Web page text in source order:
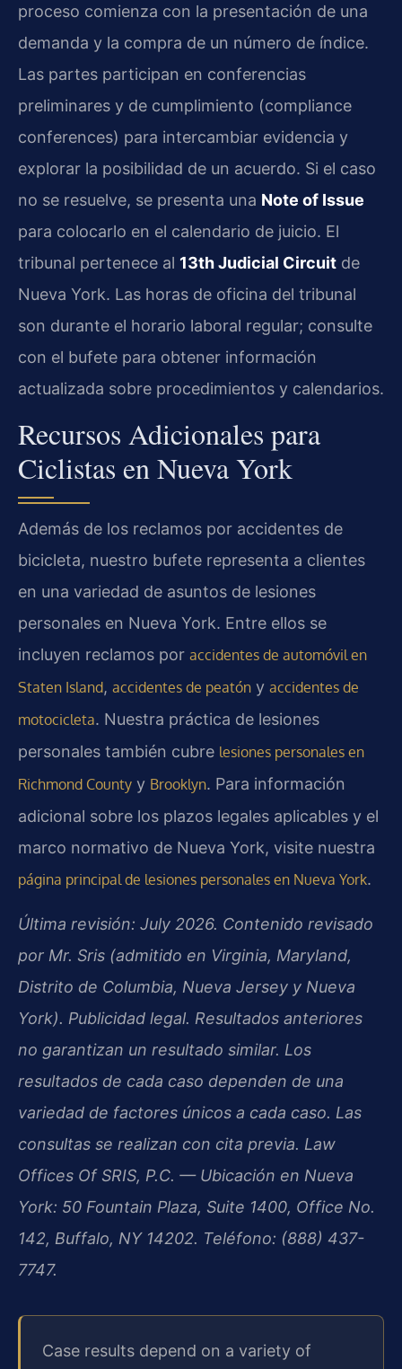
proceso comienza con la presentación de una
demanda y la compra de un número de índice.
Las partes participan en conferencias
preliminares y de cumplimiento (compliance
conferences) para intercambiar evidencia y
explorar la posibilidad de un acuerdo. Si el caso
no se resuelve, se presenta una Note of Issue
para colocarlo en el calendario de juicio. El
tribunal pertenece al 13th Judicial Circuit de
Nueva York. Las horas de oficina del tribunal
son durante el horario laboral regular; consulte
con el bufete para obtener información
actualizada sobre procedimientos y calendarios.
Recursos Adicionales para
Ciclistas en Nueva York
Además de los reclamos por accidentes de
bicicleta, nuestro bufete representa a clientes
en una variedad de asuntos de lesiones
personales en Nueva York. Entre ellos se
incluyen reclamos por accidentes de automóvil en
Staten Island, accidentes de peatón y accidentes de
motocicleta. Nuestra práctica de lesiones
personales también cubre lesiones personales en
Richmond County y Brooklyn. Para información
adicional sobre los plazos legales aplicables y el
marco normativo de Nueva York, visite nuestra
página principal de lesiones personales en Nueva York.
Última revisión: July 2026. Contenido revisado
por Mr. Sris (admitido en Virginia, Maryland,
Distrito de Columbia, Nueva Jersey y Nueva
York). Publicidad legal. Resultados anteriores
no garantizan un resultado similar. Los
resultados de cada caso dependen de una
variedad de factores únicos a cada caso. Las
consultas se realizan con cita previa. Law
Offices Of SRIS, P.C. — Ubicación en Nueva
York: 50 Fountain Plaza, Suite 1400, Office No.
142, Buffalo, NY 14202. Teléfono: (888) 437-
7747.
Case results depend on a variety of